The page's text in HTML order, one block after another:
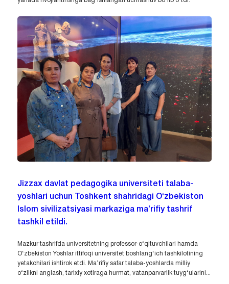
Jizzax davlat pedagogika universiteti talaba-
yoshlari uchun Toshkent shahridagi O‘zbekiston
Islom sivilizatsiyasi markaziga ma’rifiy tashrif
tashkil etildi.
Mazkur tashrifda universitetning professor-o‘qituvchilari hamda
O‘zbekiston Yoshlar ittifoqi universitet boshlang‘ich tashkilotining
yetakchilari ishtirok etdi. Ma’rifiy safar talaba-yoshlarda milliy
o‘zlikni anglash, tarixiy xotiraga hurmat, vatanparvarlik tuyg‘ularini...